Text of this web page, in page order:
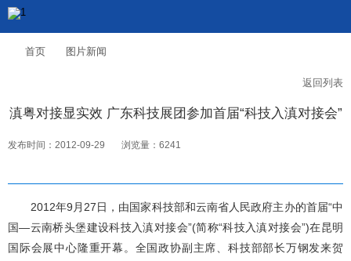
首页 图片新闻
返回列表
滇粤对接显实效 广东科技展团参加首届“科技入滇对接会”
发布时间：2012-09-29 浏览量：6241
2012年9月27日，由国家科技部和云南省人民政府主办的首届“中
国—云南桥头堡建设科技入滇对接会”(简称“科技入滇对接会”)在昆明
国际会展中心隆重开幕。全国政协副主席、科技部部长万钢发来贺